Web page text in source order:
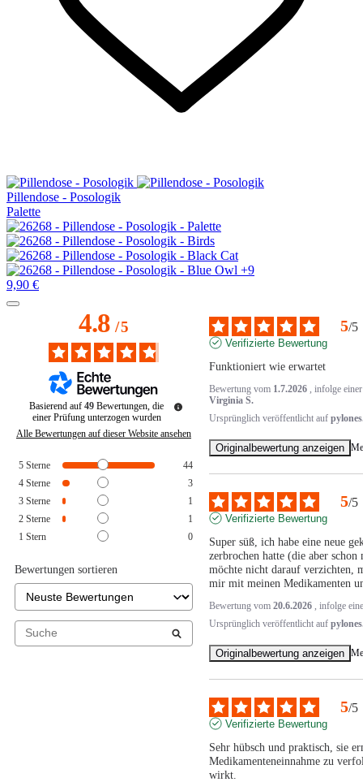
Pillendose - Posologik
Palette
+9
9,90 €
4.8/5
Basierend auf 49 Bewertungen, die
einer Prüfung unterzogen wurden
Alle Bewertungen auf dieser Website ansehen
5 Sterne
44
4 Sterne
3
3 Sterne
1
2 Sterne
1
1 Stern 0
Bewertungen sortieren
5/5
Verifizierte Bewertung
Funktioniert wie erwartet
Bewertung vom 1.7.2026 , infolge
Virginia S.
Ursprünglich veröffentlicht auf
Originalbewertung anzeigen
5/5
Verifizierte Bewertung
Super süß, ich habe eine neue
zerbrochen hatte (die aber
möchte nicht darauf verzichten,
mir mit meinen Medikamenten
Bewertung vom 20.6.2026 , infolge
Ursprünglich veröffentlicht auf
Originalbewertung anzeigen
5/5
Verifizierte Bewertung
Sehr hübsch und praktisch, sie
Medikamenteneinnahme zu
wirkt.